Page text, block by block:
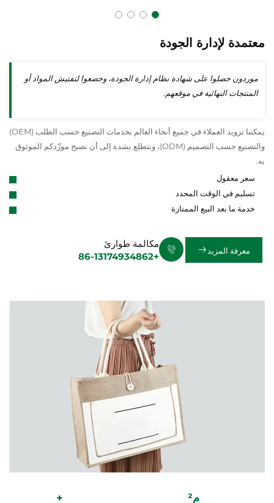
معتمدة لإدارة الجودة
موردون حصلوا على شهادة نظام إدارة الجودة، وخضعوا لتفتيش المواد أو
المنتجات النهائية في موقعهم.
يمكننا تزويد العملاء في جميع أنحاء العالم بخدمات التصنيع حسب الطلب (OEM)
والتصنيع حسب التصميم (ODM)، ونتطلع بشدة إلى أن نصبح مورِّدكم الموثوق
به.
سعر معقول
تسليم في الوقت المحدد
خدمة ما بعد البيع الممتازة
معرفة المزيد
مكالمة طوارئ
+86-13174934862